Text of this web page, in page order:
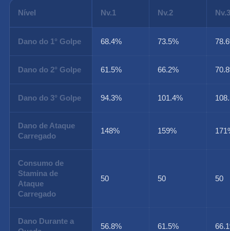
Nível Nv.1 Nv.2
Dano do 1° Golpe 68.4% 73.5%
Dano do 2° Golpe 61.5% 66.2%
Dano do 3° Golpe 94.3% 101.4%
Dano de Ataque
Carregado
148% 159%
Consumo de
Stamina de
Ataque
Carregado
50 50 50
Dano Durante a
56.8% 61.5%